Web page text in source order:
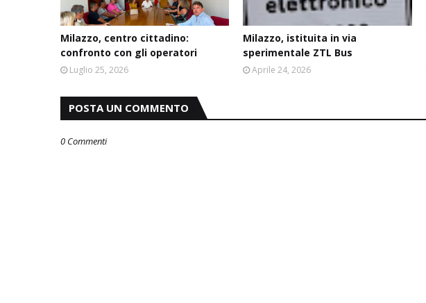
Milazzo, centro cittadino:
confronto con gli operatori
Luglio 25, 2026
Milazzo, istituita in via
sperimentale ZTL Bus
Aprile 24, 2026
POSTA UN COMMENTO
0 Commenti